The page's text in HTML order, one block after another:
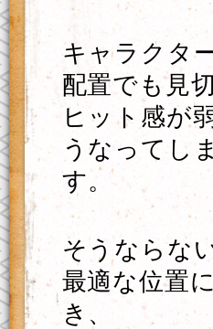
キャラクタ
配置でも見
ヒット感が
うなってし
す。
そうならな
最適な位置
き、